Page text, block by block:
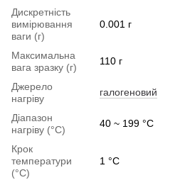
Дискретність
вимірювання
ваги (г)
0.001 г
Максимальна
вага зразку (г)
110 г
Джерело
нагріву
галогеновий
Діапазон
нагріву (°C)
40 ~ 199 °C
Крок
температури
(°C)
1 °C